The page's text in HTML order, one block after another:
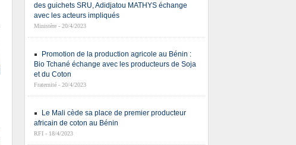
des guichets SRU, Adidjatou MATHYS échange
avec les acteurs impliqués
Ministère - 20/4/2023
Promotion de la production agricole au Bénin :
Bio Tchané échange avec les producteurs de Soja
et du Coton
Fraternité - 20/4/2023
Le Mali cède sa place de premier producteur
africain de coton au Bénin
RFI - 18/4/2023